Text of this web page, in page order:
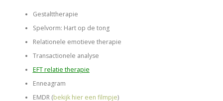
Gestalttherapie
Spelvorm: Hart op de tong
Relationele emotieve therapie
Transactionele analyse
EFT relatie therapie
Enneagram
EMDR (bekijk hier een filmpje)